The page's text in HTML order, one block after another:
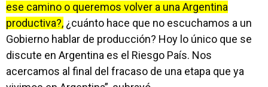
ese camino o queremos volver a una Argentina
productiva?, ¿cuánto hace que no escuchamos a un
Gobierno hablar de producción? Hoy lo único que se
discute en Argentina es el Riesgo País. Nos
acercamos al final del fracaso de una etapa que ya